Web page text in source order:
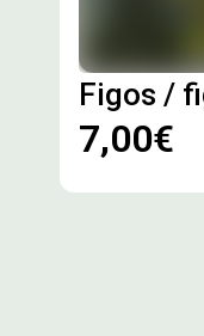
Figos /
7,00€